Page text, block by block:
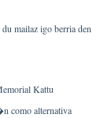
mailaz igo berria den
Kattu
como alternativa